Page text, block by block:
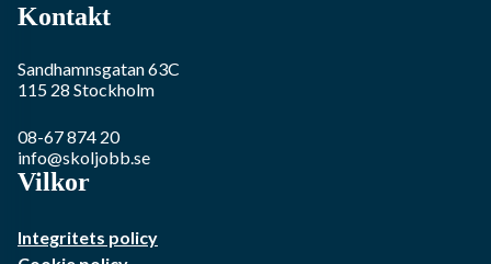
Kontakt
Sandhamnsgatan 63C
115 28 Stockholm
08-67 874 20
info@skoljobb.se
Vilkor
Integritets policy